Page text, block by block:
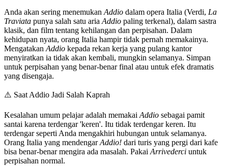
Anda akan sering menemukan Addio dalam opera Italia (Verdi, La
Traviata punya salah satu aria Addio paling terkenal), dalam sastra
klasik, dan film tentang kehilangan dan perpisahan. Dalam
kehidupan nyata, orang Italia hampir tidak pernah memakainya.
Mengatakan Addio kepada rekan kerja yang pulang kantor
menyiratkan ia tidak akan kembali, mungkin selamanya. Simpan
untuk perpisahan yang benar-benar final atau untuk efek dramatis
yang disengaja.
⚠️ Saat Addio Jadi Salah Kaprah
Kesalahan umum pelajar adalah memakai Addio sebagai pamit
santai karena terdengar 'keren'. Itu tidak terdengar keren. Itu
terdengar seperti Anda mengakhiri hubungan untuk selamanya.
Orang Italia yang mendengarAddio! dari turis yang pergi dari kafe
bisa benar-benar mengira ada masalah. Pakai Arrivederci untuk
perpisahan normal.